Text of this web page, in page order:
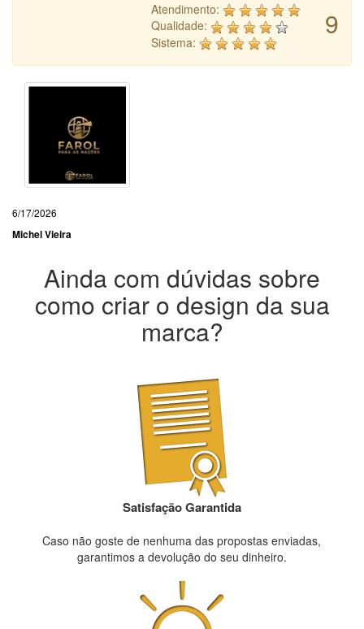
9
Atendimento:
Qualidade:
Sistema:
6/17/2026
Michel Vieira
Ainda com dúvidas sobre
como criar o design da sua
marca?
Satisfação Garantida
Caso não goste de nenhuma das propostas enviadas,
garantimos a devolução do seu dinheiro.